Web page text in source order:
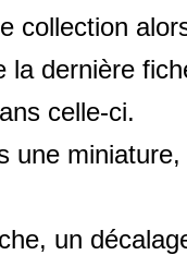
collection
la dernière
celle-ci.
une
un